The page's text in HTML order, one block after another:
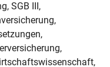
SGB III,